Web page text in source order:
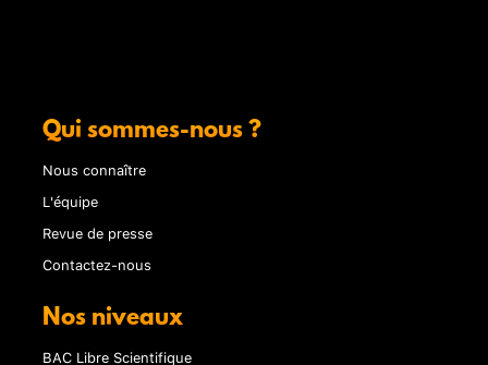
Qui sommes-nous ?
Nous connaître
L'équipe
Revue de presse
Contactez-nous
Nos niveaux
BAC Libre Scientifique